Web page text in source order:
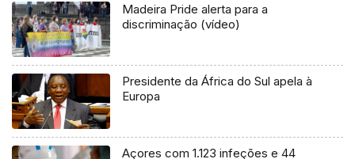
Madeira Pride alerta para a
discriminação (vídeo)
Presidente da África do Sul apela à
Europa
Açores com 1.123 infeções e 44